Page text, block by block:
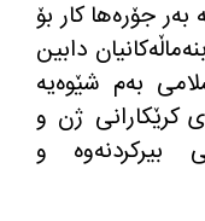
بەر جۆرەها کار بۆ
دابین
بەم شێوەیە
کرێکارانی ژن و
بیرکردنەوە و